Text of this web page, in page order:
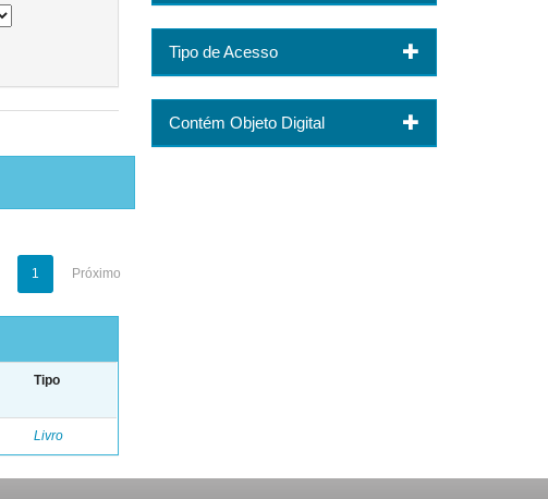
1 Próximo
Tipo
Livro
Tipo de Acesso
Contém Objeto Digital